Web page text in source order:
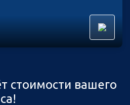
стоимости вашего